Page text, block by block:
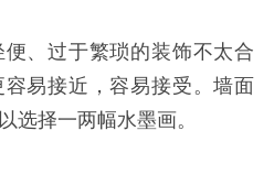
、过于繁琐的装饰不太合
易接近，容易接受。墙面
选择一两幅水墨画。